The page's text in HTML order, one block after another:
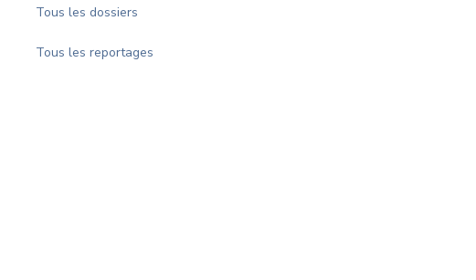
Tous les dossiers
Tous les reportages